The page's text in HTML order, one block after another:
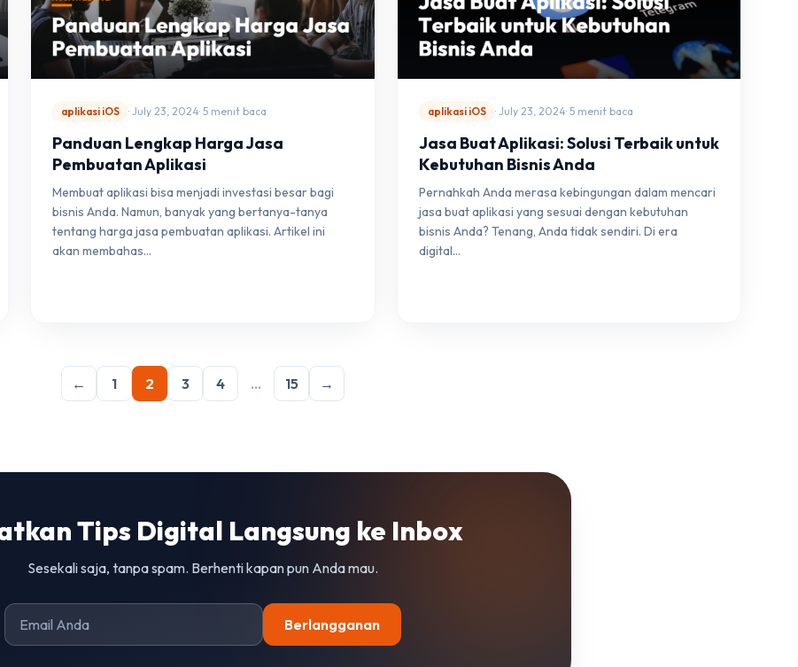
aplikasi iOS · July 23, 2024· 5 menit baca
Panduan Lengkap Harga Jasa
Pembuatan Aplikasi
Membuat aplikasi bisa menjadi investasi besar bagi
bisnis Anda. Namun, banyak yang bertanya-tanya
tentang harga jasa pembuatan aplikasi. Artikel ini
akan membahas…
aplikasi iOS · July 23, 2024· 5 menit baca
Jasa Buat Aplikasi: Solusi Terbaik untuk
Kebutuhan Bisnis Anda
Pernahkah Anda merasa kebingungan dalam mencari
jasa buat aplikasi yang sesuai dengan kebutuhan
bisnis Anda? Tenang, Anda tidak sendiri. Di era
digital…
← 1 2 3 4 … 15 →
Tips Digital Langsung ke Inbox
Sesekali saja, tanpa spam. Berhenti kapan pun Anda mau.
Berlangganan